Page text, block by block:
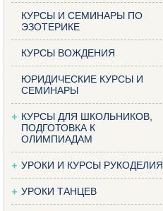
КУРСЫ И СЕМИНАРЫ ПО
ЭЗОТЕРИКЕ
КУРСЫ ВОЖДЕНИЯ
ЮРИДИЧЕСКИЕ КУРСЫ И
СЕМИНАРЫ
КУРСЫ ДЛЯ ШКОЛЬНИКОВ,
ПОДГОТОВКА К
ОЛИМПИАДАМ
УРОКИ И КУРСЫ РУКОДЕЛИЯ
УРОКИ ТАНЦЕВ